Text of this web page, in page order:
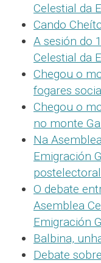
Celestial da
Cando
A sesión do
Celestial da
Chegou o
fogares
Chegou o
no monte
Na
Emigración
postelectoral
O debate
Asemblea
Emigración
Balbina,
Debate